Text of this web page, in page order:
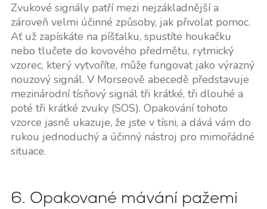
Zvukové signály patří mezi nejzákladnější a
zároveň velmi účinné způsoby, jak přivolat pomoc.
Ať už zapískáte na píšťalku, spustíte houkačku
nebo tlučete do kovového předmětu, rytmický
vzorec, který vytvoříte, může fungovat jako výrazný
nouzový signál. V Morseově abecedě představuje
mezinárodní tísňový signál tři krátké, tři dlouhé a
poté tři krátké zvuky (SOS). Opakování tohoto
vzorce jasně ukazuje, že jste v tísni, a dává vám do
rukou jednoduchý a účinný nástroj pro mimořádné
situace.
6. Opakované mávání pažemi